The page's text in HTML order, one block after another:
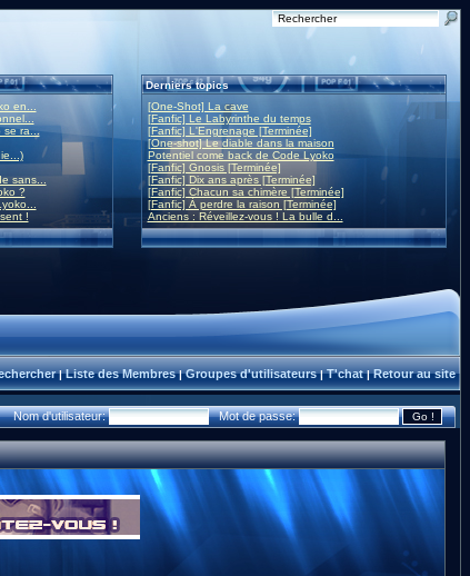
en...
se ra...
sans...
?
!
Derniers topics
[One-Shot] La cave
[Fanfic] Le Labyrinthe du temps
[Fanfic] L'Engrenage [Terminée]
[One-shot] Le diable dans la maison
Potentiel come back de Code Lyoko
[Fanfic] Gnosis [Terminée]
[Fanfic] Dix ans après [Terminée]
[Fanfic] Chacun sa chimère [Terminée]
[Fanfic] À perdre la raison [Terminée]
Anciens : Réveillez-vous ! La bulle d...
|Liste des Membres|Groupes d'utilisateurs|T'chat|Retour au site
Nom d'utilisateur: Mot de passe: